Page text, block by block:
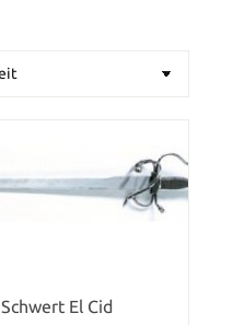
Schwert El Cid